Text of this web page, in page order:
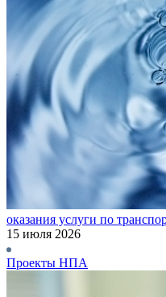
оказания услуги по
15 июля 2026
Проекты НПА